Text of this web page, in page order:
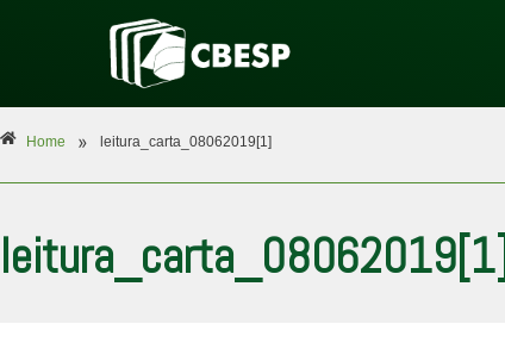
Home » leitura_carta_08062019[1]
leitura_carta_08062019[1]